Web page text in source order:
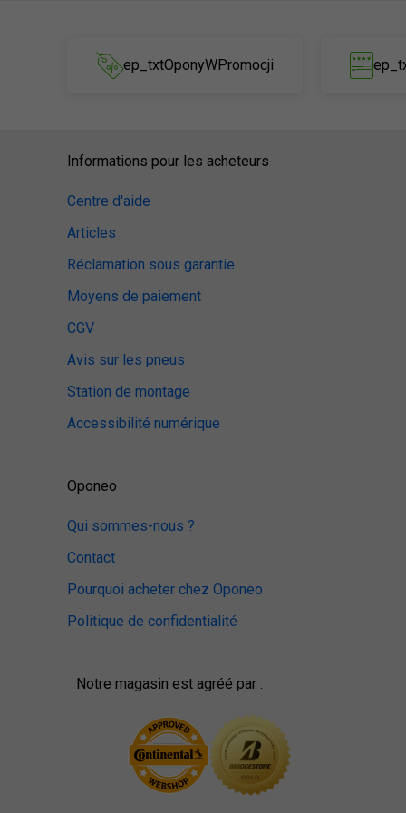
ep_txtOponyWPromocji
Informations pour les acheteurs
Centre d'aide
Articles
Réclamation sous garantie
Moyens de paiement
CGV
Avis sur les pneus
Station de montage
Accessibilité numérique
Oponeo
Qui sommes-nous ?
Contact
Pourquoi acheter chez Oponeo
Politique de confidentialité
Notre magasin est agréé par :